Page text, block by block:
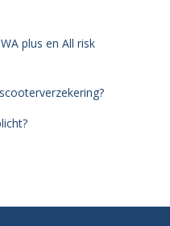
plus en All risk